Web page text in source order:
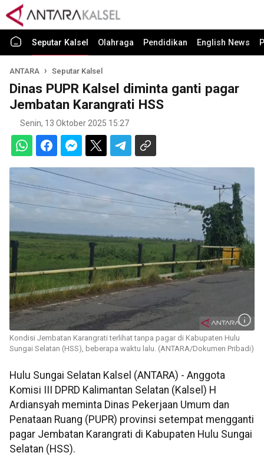
Seputar Kalsel Olahraga Pendidikan English News
ANTARA Seputar Kalsel
Dinas PUPR Kalsel diminta ganti pagar
Jembatan Karangrati HSS
Senin, 13 Oktober 2025 15:27
Kondisi Jembatan Karangrati terlihat tanpa pagar di Kabupaten Hulu
Sungai Selatan (HSS), beberapa waktu lalu. (ANTARA/Dokumen Pribadi)
Hulu Sungai Selatan Kalsel (ANTARA) - Anggota
Komisi III DPRD Kalimantan Selatan (Kalsel) H
Ardiansyah meminta Dinas Pekerjaan Umum dan
Penataan Ruang (PUPR) provinsi setempat mengganti
pagar Jembatan Karangrati di Kabupaten Hulu Sungai
Selatan (HSS).